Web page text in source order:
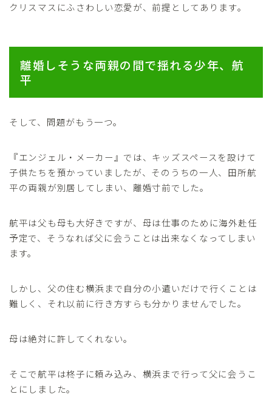
クリスマスにふさわしい恋愛が、前提としてあります。
離婚しそうな両親の間で揺れる少年、航
平
そして、問題がもう一つ。
『エンジェル・メーカー』では、キッズスペースを設けて
子供たちを預かっていましたが、そのうちの一人、田所航
平の両親が別居してしまい、離婚寸前でした。
航平は父も母も大好きですが、母は仕事のために海外赴任
予定で、そうなれば父に会うことは出来なくなってしまい
ます。
しかし、父の住む横浜まで自分の小遣いだけで行くことは
難しく、それ以前に行き方すらも分かりませんでした。
母は絶対に許してくれない。
そこで航平は柊子に頼み込み、横浜まで行って父に会うこ
とにしました。